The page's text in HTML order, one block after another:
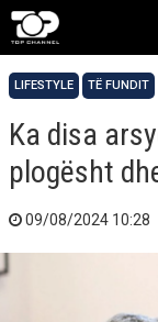
LIFESTYLE TË FUNDIT
Ka disa
plogësht
09/08/2024 10:28